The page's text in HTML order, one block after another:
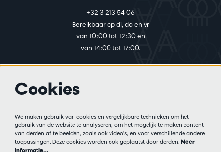
+32 3 213 54 06
Bereikbaar op di, do en vr
van 10:00 tot 12:30 en
van 14:00 tot 17:00.
Privacy
Verkoopsvoorwaarden
Pers
Cookies
We maken gebruik van cookies en vergelijkbare technieken om het
gebruik van de website te analyseren, om het mogelijk te maken content
van derden af te beelden, zoals ook video’s, en voor verschillende andere
toepassingen. Deze cookies worden ook geplaatst door derden. Meer
informatie…